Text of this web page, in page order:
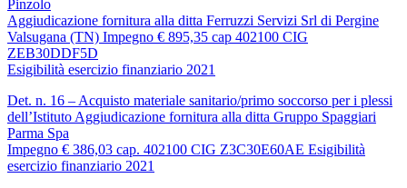
Pinzolo
Aggiudicazione fornitura alla ditta Ferruzzi Servizi Srl di Pergine
Valsugana (TN) Impegno € 895,35 cap 402100 CIG
ZEB30DDF5D
Esigibilità esercizio finanziario 2021
Det. n. 16 – Acquisto materiale sanitario/primo soccorso per i plessi
dell’Istituto Aggiudicazione fornitura alla ditta Gruppo Spaggiari
Parma Spa
Impegno € 386,03 cap. 402100 CIG Z3C30E60AE Esigibilità
esercizio finanziario 2021